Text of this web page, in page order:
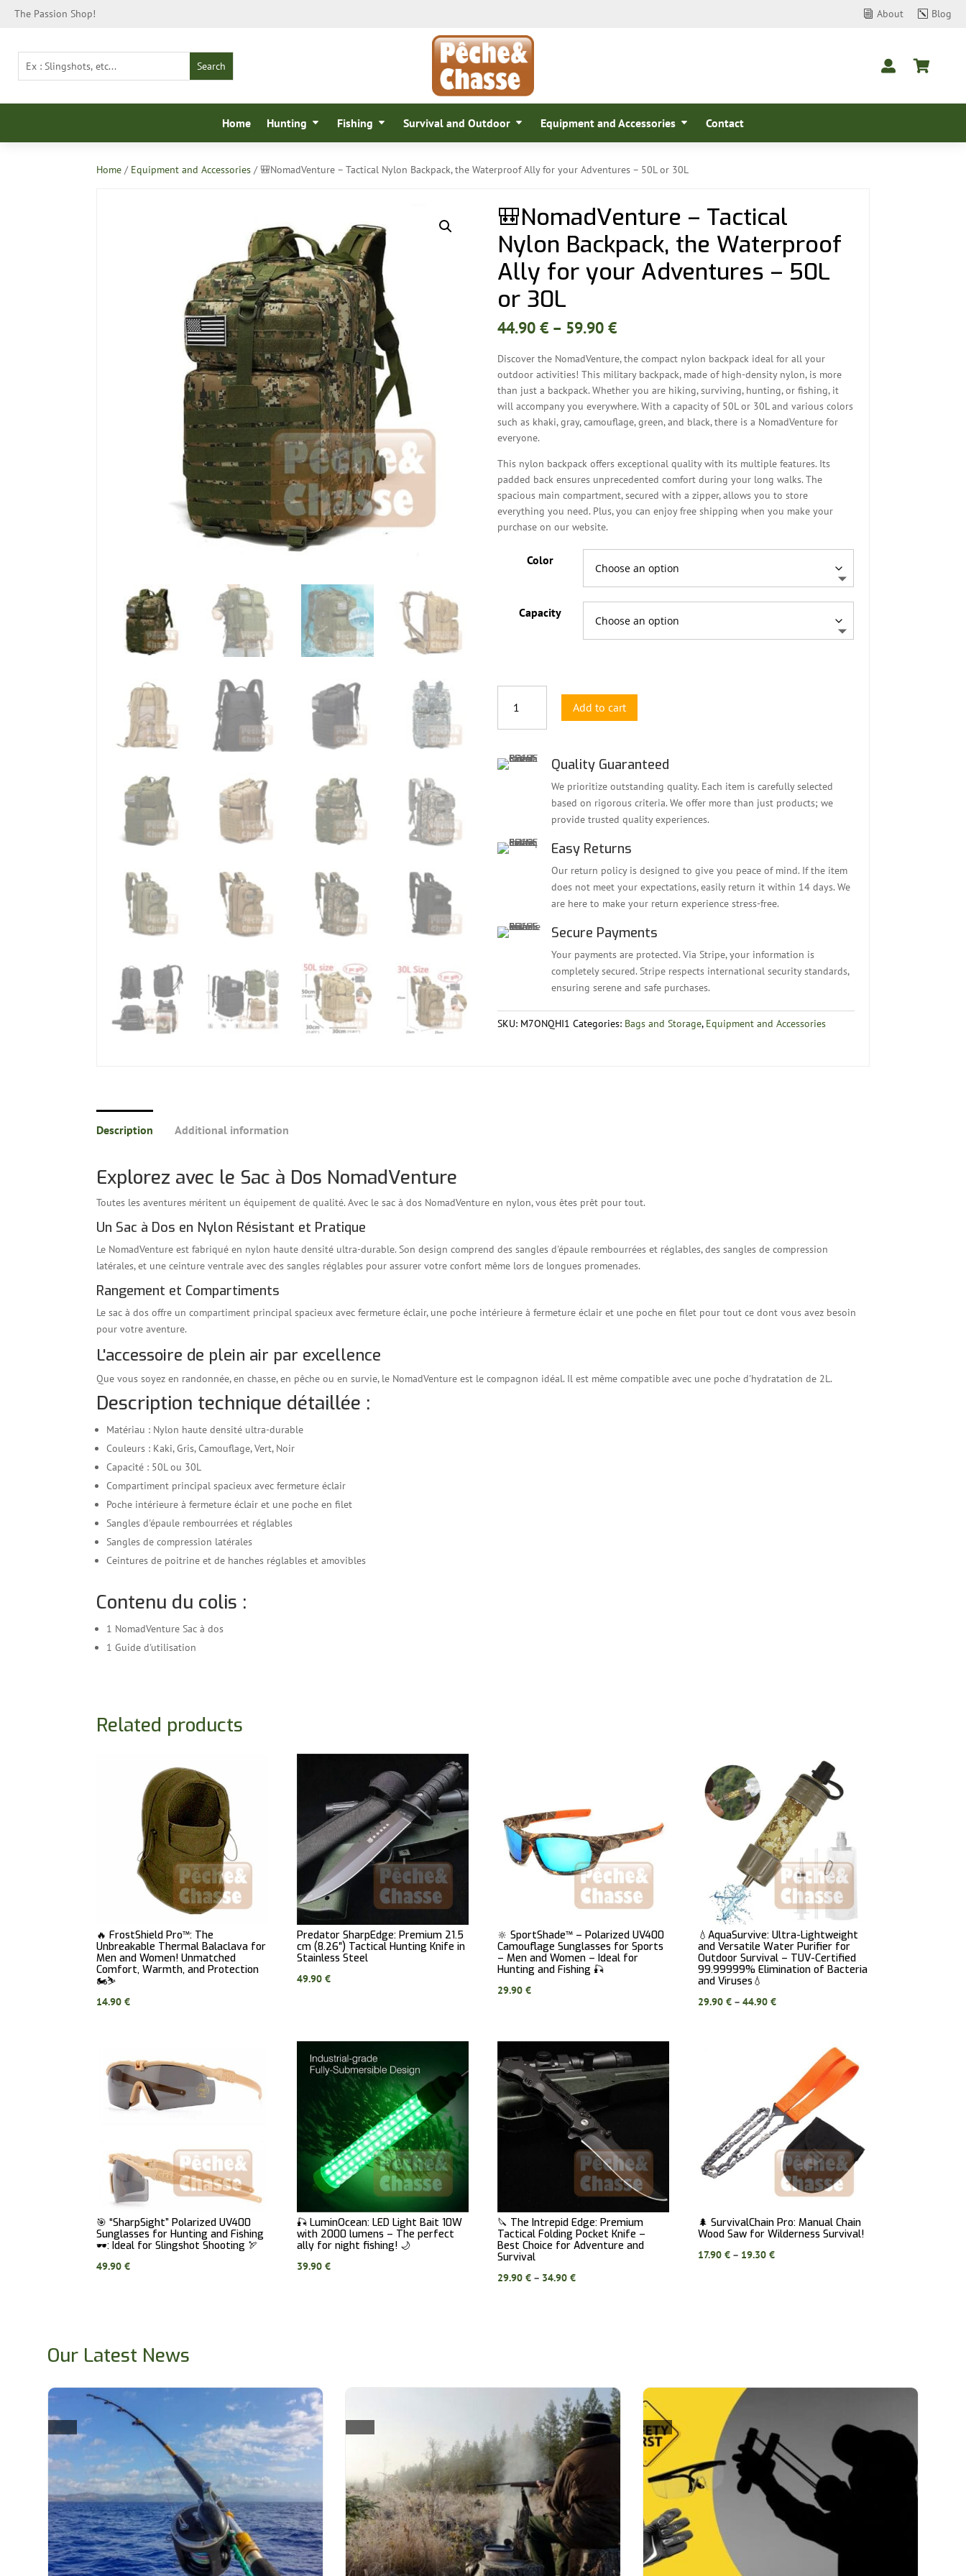
The Passion Shop! i About k Blog
 
Home Hunting Fishing Survival and Outdoor Equipment and Accessories Contact
Home / Equipment and Accessories / 🎒NomadVenture – Tactical Nylon Backpack, the Waterproof Ally for your Adventures – 50L or 30L
🎒NomadVenture – Tactical
Nylon Backpack, the Waterproof
Ally for your Adventures – 50L
or 30L
44.90 € – 59.90 €Price
44.90 €
through
59.90 €
Discover the NomadVenture, the compact nylon backpack ideal for all your
outdoor activities! This military backpack, made of high-density nylon, is more
than just a backpack. Whether you are hiking, surviving, hunting, or fishing, it
will accompany you everywhere. With a capacity of 50L or 30L and various colors
such as khaki, gray, camouflage, green, and black, there is a NomadVenture for
everyone.
This nylon backpack offers exceptional quality with its multiple features. Its
padded back ensures unprecedented comfort during your long walks. The
spacious main compartment, secured with a zipper, allows you to store
everything you need. Plus, you can enjoy free shipping when you make your
purchase on our website.
Color
Capacity
NomadVenture
-
Nylon
for
your
or
30L
Add to cart
Quality Guaranteed
We prioritize outstanding quality. Each item is carefully selected
based on rigorous criteria. We offer more than just products; we
provide trusted quality experiences.
Easy Returns
Our return policy is designed to give you peace of mind. If the item
does not meet your expectations, easily return it within 14 days. We
are here to make your return experience stress-free.
Secure Payments
Your payments are protected. Via Stripe, your information is
completely secured. Stripe respects international security standards,
ensuring serene and safe purchases.
SKU: M7ONQHI1 Categories: Bags and Storage, Equipment and Accessories
Description Additional information
Explorez avec le Sac à Dos NomadVenture
Toutes les aventures méritent un équipement de qualité. Avec le sac à dos NomadVenture en nylon, vous êtes prêt pour tout.
Un Sac à Dos en Nylon Résistant et Pratique
Le NomadVenture est fabriqué en nylon haute densité ultra-durable. Son design comprend des sangles d'épaule rembourrées et réglables, des sangles de compression
latérales, et une ceinture ventrale avec des sangles réglables pour assurer votre confort même lors de longues promenades.
Rangement et Compartiments
Le sac à dos offre un compartiment principal spacieux avec fermeture éclair, une poche intérieure à fermeture éclair et une poche en filet pour tout ce dont vous avez besoin
pour votre aventure.
L'accessoire de plein air par excellence
Que vous soyez en randonnée, en chasse, en pêche ou en survie, le NomadVenture est le compagnon idéal. Il est même compatible avec une poche d'hydratation de 2L.
Description technique détaillée :
Matériau : Nylon haute densité ultra-durable
Couleurs : Kaki, Gris, Camouflage, Vert, Noir
Capacité : 50L ou 30L
Compartiment principal spacieux avec fermeture éclair
Poche intérieure à fermeture éclair et une poche en filet
Sangles d'épaule rembourrées et réglables
Sangles de compression latérales
Ceintures de poitrine et de hanches réglables et amovibles
Contenu du colis :
1 NomadVenture Sac à dos
1 Guide d'utilisation
Related products
🔥 FrostShield Pro™: The
Unbreakable Thermal Balaclava for
Men and Women! Unmatched
Comfort, Warmth, and Protection
🏍️⛷️
14.90€
Predator SharpEdge: Premium 21.5
cm (8.26″) Tactical Hunting Knife in
Stainless Steel
49.90€
🔆 SportShade™ – Polarized UV400
Camouflage Sunglasses for Sports
– Men and Women – Ideal for
Hunting and Fishing 🎣
29.90€
💧AquaSurvive: Ultra-Lightweight
and Versatile Water Purifier for
Outdoor Survival – TUV-Certified
99.99999% Elimination of Bacteria
and Viruses💧
29.90€ – 44.90€Price
44.90 €
🎯 “SharpSight” Polarized UV400
Sunglasses for Hunting and Fishing
🕶️: Ideal for Slingshot Shooting 🏹
49.90€
🎣 LuminOcean: LED Light Bait 10W
with 2000 lumens – The perfect
ally for night fishing! 🌙
39.90€
🔪 The Intrepid Edge: Premium
Tactical Folding Pocket Knife –
Best Choice for Adventure and
Survival
29.90€ – 34.90€Price
🌲 SurvivalChain Pro: Manual Chain
Wood Saw for Wilderness Survival!
17.90€ – 19.30€Price
Our Latest News